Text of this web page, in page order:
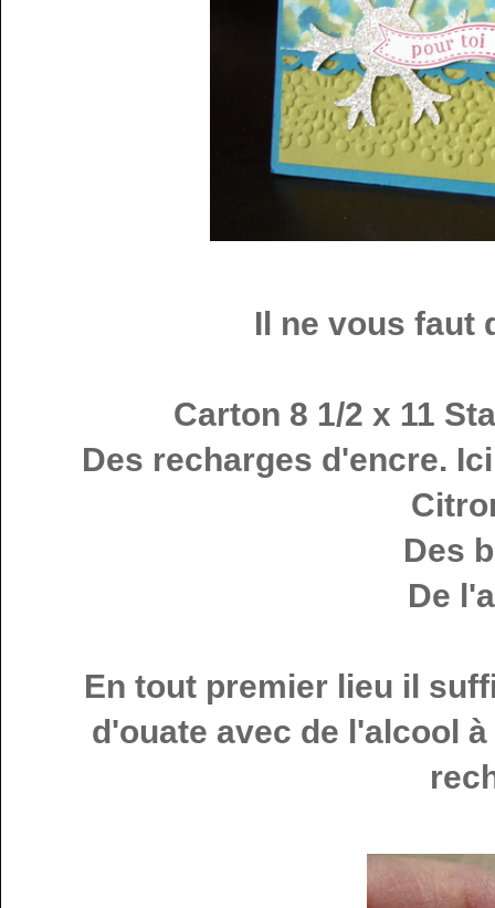
Il ne vous faut
Carton 8 1/2 x 11
Des recharges d'encre.
Des
De
En tout premier lieu il
d'ouate avec de l'alcool